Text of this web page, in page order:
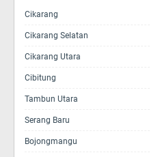
Cikarang
Cikarang Selatan
Cikarang Utara
Cibitung
Tambun Utara
Serang Baru
Bojongmangu